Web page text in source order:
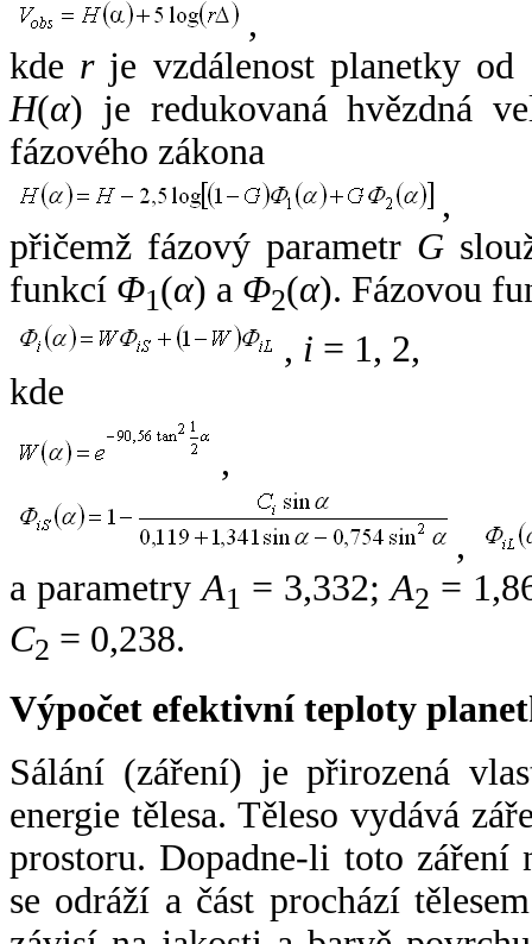
,
kde rje vzdálenost planetky od
H(α) je redukovaná hvězdná
fázového zákona
,
přičemž fázový parametr G
funkcí Φ1(α) a Φ2(α). Fázovou
, i = 1, 2,
kde
,
,
a parametryA1 = 3,332;A2 =
C2 = 0,238.
Výpočet efektivní teploty
Sálání (záření) je přirozená
energie tělesa. Těleso vydává
prostoru. Dopadne-li toto záření
se odráží a část prochází